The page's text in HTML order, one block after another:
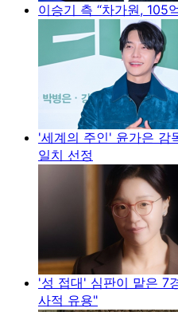
이승기 측 “차가원, 105
'세계의 주인' 윤가은 감
일치 선정
'성 접대' 심판이 맡은 7
사적 유용"